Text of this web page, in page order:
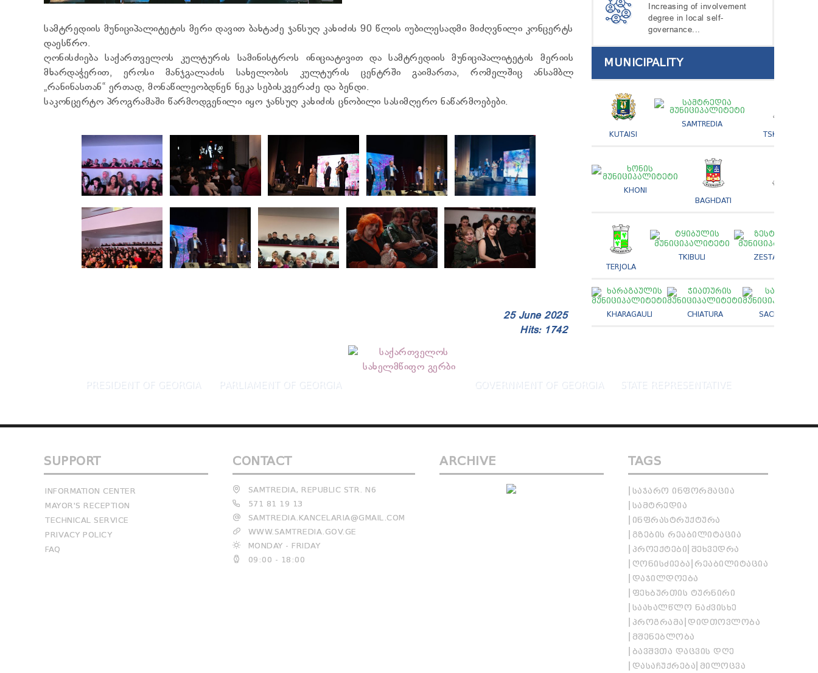
სამტრედიის მუნიციპალიტეტის მერი დავით ბახტაძე ჯანსუღ კახიძის 90 წლის იუბილესადმი მიძღვნილი კონცერტს
დაესწრო.
ღონისძიება საქართველოს კულტურის სამინისტროს ინიციატივით და სამტრედიის მუნიციპალიტეტის მერიის
მხარდაჭერით, ეროსი მანჯგალაძის სახელობის კულტურის ცენტრში გაიმართა, რომელშიც ანსამბლ
„რანინასთან“ ერთად, მონაწილეობდნენ ნეკა სებისკვერაძე და ბენდი.
საკონცერტო პროგრამაში წარმოდგენილი იყო ჯანსუღ კახიძის ცნობილი სასიმღერო ნაწარმოებები.
25 June 2025
Hits: 1742
Increasing of involvement
degree in local self-
governance...
MUNICIPALITY
KUTAISI
SAMTREDIA
TSKALTUBO
KHONI
BAGHDATI
TERJOLA
TKIBULI ZESTAPHONI
KHARAGAULI CHIATURA SACHKHERE
PRESIDENT OF GEORGIA PARLIAMENT OF GEORGIA GOVERNMENT OF GEORGIA STATE REPRESENTATIVE
SUPPORT
INFORMATION CENTER
MAYOR'S RECEPTION
TECHNICAL SERVICE
PRIVACY POLICY
FAQ
CONTACT
SAMTREDIA, REPUBLIC STR. N6
571 81 19 13
SAMTREDIA.KANCELARIA@GMAIL.COM
WWW.SAMTREDIA.GOV.GE
MONDAY - FRIDAY
09:00 - 18:00
ARCHIVE TAGS
ᲡᲐᲯᲐᲠᲝ ᲘᲜᲤᲝᲠᲛᲐᲪᲘᲐ
ᲡᲐᲛᲢᲠᲔᲓᲘᲐ
ᲘᲜᲤᲠᲐᲡᲢᲠᲣᲥᲢᲣᲠᲐ
ᲒᲖᲔᲑᲘᲡ ᲠᲔᲐᲑᲘᲚᲘᲢᲐᲪᲘᲐ
ᲞᲠᲝᲔᲥᲢᲔᲑᲘ ᲨᲔᲮᲕᲔᲓᲠᲐ
ᲦᲝᲜᲘᲡᲫᲘᲔᲑᲐ ᲠᲔᲐᲑᲘᲚᲘᲢᲐᲪᲘᲐ
ᲓᲐᲯᲘᲚᲓᲝᲔᲑᲐ
ᲤᲔᲮᲑᲣᲠᲗᲘᲡ ᲢᲣᲠᲜᲘᲠᲘ
ᲡᲐᲐᲮᲐᲚᲬᲚᲝ ᲜᲐᲫᲕᲘᲡᲮᲔ
ᲞᲠᲝᲒᲠᲐᲛᲐ ᲓᲘᲓᲗᲝᲕᲚᲝᲑᲐ
ᲛᲨᲔᲜᲔᲑᲚᲝᲑᲐ
ᲑᲐᲕᲨᲕᲗᲐ ᲓᲐᲪᲕᲘᲡ ᲓᲦᲔ
ᲓᲐᲡᲐᲩᲣᲥᲠᲔᲑᲐ ᲛᲘᲚᲝᲪᲕᲐ